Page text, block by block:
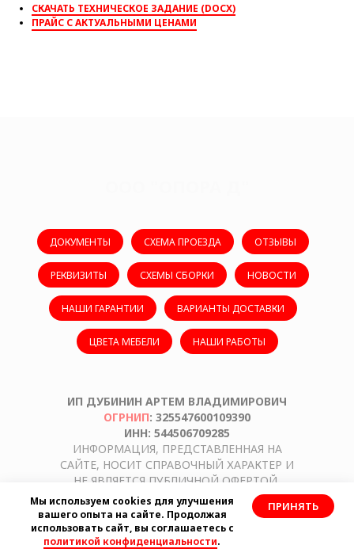
СКАЧАТЬ ТЕХНИЧЕСКОЕ ЗАДАНИЕ (DOCX)
ПРАЙС С АКТУАЛЬНЫМИ ЦЕНАМИ
ДОКУМЕНТЫ СХЕМА ПРОЕЗДА ОТЗЫВЫ
РЕКВИЗИТЫ СХЕМЫ СБОРКИ НОВОСТИ
НАШИ ГАРАНТИИ ВАРИАНТЫ ДОСТАВКИ
ЦВЕТА МЕБЕЛИ НАШИ РАБОТЫ
ИП ДУБИНИН АРТЕМ ВЛАДИМИРОВИЧ
ОГРНИП: 325547600109390
ИНН: 544506709285
ИНФОРМАЦИЯ, ПРЕДСТАВЛЕННАЯ НА
САЙТЕ, НОСИТ СПРАВОЧНЫЙ ХАРАКТЕР И
НЕ ЯВЛЯЕТСЯ ПУБЛИЧНОЙ ОФЕРТОЙ,
ОПРЕДЕЛЯЕМОЙ ПОЛОЖЕНИЯМИ СТАТЬИ
437 ГРАЖДАНСКОГО КОДЕКСА
РОССИЙСКОЙ ФЕДЕРАЦИИ.
Мы используем cookies для улучшения
вашего опыта на сайте. Продолжая
использовать сайт, вы соглашаетесь с
политикой конфиденциальности.
ПРИНЯТЬ